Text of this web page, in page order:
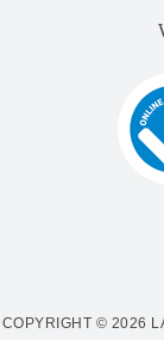
COPYRIGHT © 2026